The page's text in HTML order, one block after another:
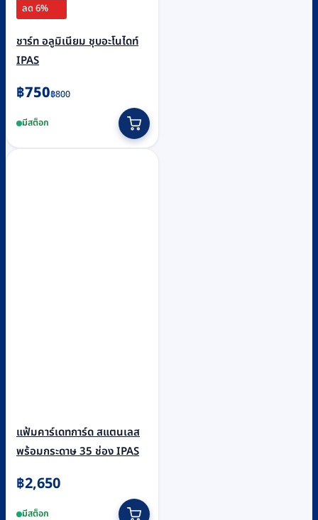
ลด 6%
ชาร์ท อลูมิเนียม ชุบอะโนไดท์
IPAS
฿800
Original
was:
฿800.
฿750
Current
is:
฿750.
มีสต็อก
แฟ้มคาร์เดทการ์ด สแตนเลส
พร้อมกระดาษ 35 ช่อง IPAS
฿2,650
มีสต็อก